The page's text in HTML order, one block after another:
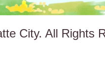
City. All Rights